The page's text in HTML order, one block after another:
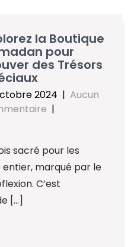
la Boutique
pour
des Trésors
2024 | Aucun
|
sacré pour les
entier, marqué par le
C’est
[…]